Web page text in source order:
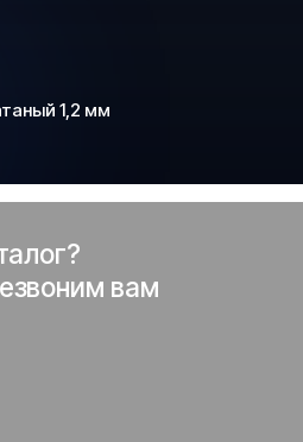
1,2 мм
вам